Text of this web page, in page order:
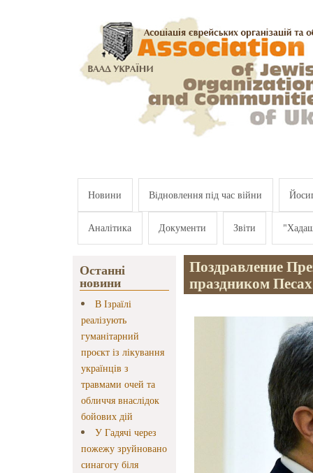
Новини Відновлення під час війни
Аналітика Документи Звіти
Останні
новини
В Ізраїлі
реалізують
гуманітарний
проєкт із лікування
українців з
травмами очей та
обличчя внаслідок
бойових дій
У Гадячі через
пожежу зруйновано
синагогу біля
Поздравление
праздником Песах